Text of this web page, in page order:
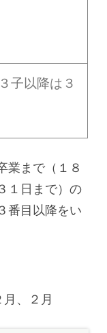
子以降は３
業まで（１８
１日まで）の
番目以降をい
、２月